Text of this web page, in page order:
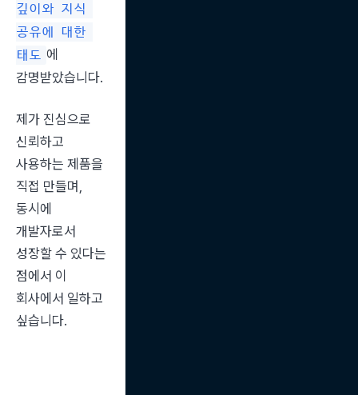
깊이와 지식
공유에 대한
태도 에
감명받았습니다.
제가 진심으로
신뢰하고
사용하는 제품을
직접 만들며,
동시에
개발자로서
성장할 수 있다는
점에서 이
회사에서 일하고
싶습니다.